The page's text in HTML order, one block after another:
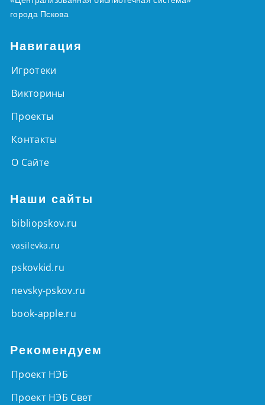
города Пскова
Навигация
Игротеки
Викторины
Проекты
Контакты
О Сайте
Наши сайты
bibliopskov.ru
vasilevka.ru
pskovkid.ru
nevsky-pskov.ru
book-apple.ru
Рекомендуем
Проект НЭБ
Проект НЭБ Свет